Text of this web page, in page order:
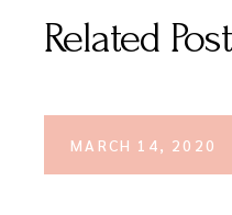
Related
MARCH 14, 2020